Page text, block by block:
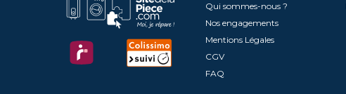
Qui sommes-nous ?
Nos engagements
Mentions Légales
CGV
FAQ